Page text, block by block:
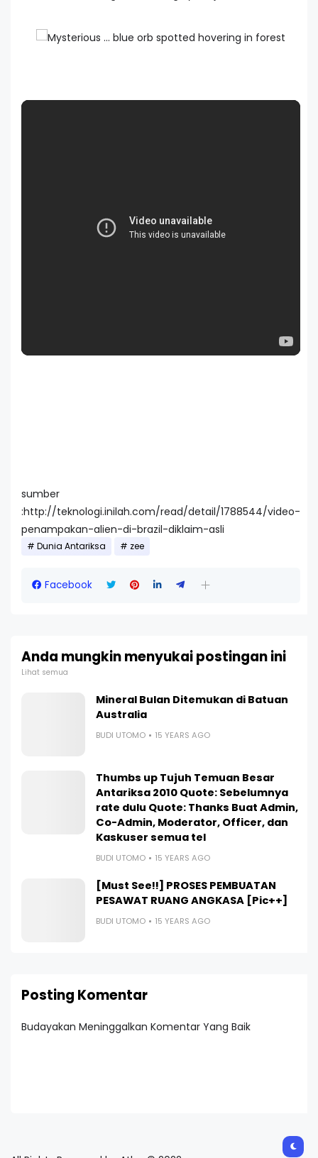
sumber
:http://teknologi.inilah.com/read/detail/1788544/video-
penampakan-alien-di-brazil-diklaim-asli
Dunia Antariksa zee
Facebook
Anda mungkin menyukai postingan ini
Lihat semua
Mineral Bulan Ditemukan di Batuan
Australia
BUDI UTOMO 15 YEARS AGO
Thumbs up Tujuh Temuan Besar
Antariksa 2010 Quote: Sebelumnya
rate dulu Quote: Thanks Buat Admin,
Co-Admin, Moderator, Officer, dan
Kaskuser semua tel
BUDI UTOMO 15 YEARS AGO
[Must See!!] PROSES PEMBUATAN
PESAWAT RUANG ANGKASA [Pic++]
BUDI UTOMO 15 YEARS AGO
Posting Komentar
Budayakan Meninggalkan Komentar Yang Baik